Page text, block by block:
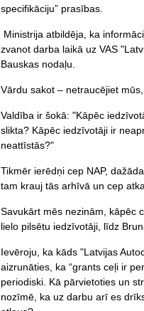
specifikāciju” prasības.
Ministrija atbildēja, ka
zvanot darba laikā uz VAS
Bauskas nodaļu.
Vārdu sakot – netraucējiet
Valdība ir šokā: "Kāpēc
slikta? Kāpēc iedzīvotāji ir
neattīstās?"
Tikmēr ierēdņi cep NAP,
tam krauj tās arhīvā un cep
Savukārt mēs nezinām, kāpēc
lielo pilsētu iedzīvotāji, līdz
Ievēroju, ka kāds "Latvijas
aizrunāties, ka “grants ceļi ir
periodiski. Kā pārvietoties un
nozīmē, ka uz darbu arī es